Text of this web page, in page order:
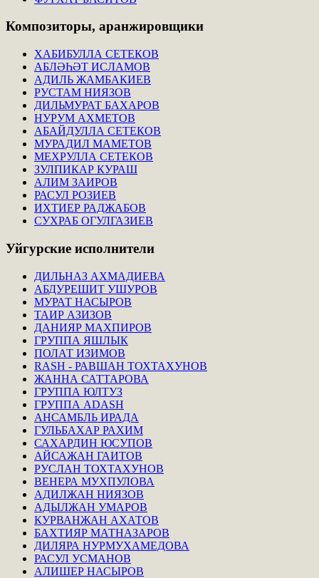
Композиторы, аранжировщики
ХАБИБУЛЛА СЕТЕКОВ
АБЛӘҺӘТ ИСЛАМОВ
АДИЛЬ ЖАМБАКИЕВ
РУСТАМ НИЯЗОВ
ДИЛЬМУРАТ БАХАРОВ
НУРУМ АХМЕТОВ
АБАЙДУЛЛА СЕТЕКОВ
МУРАДИЛ МАМЕТОВ
МЕХРУЛЛА СЕТЕКОВ
ЗУЛПИКАР КУРАШ
АЛИМ ЗАИРОВ
РАСУЛ РОЗИЕВ
ИХТИЕР РАДЖАБОВ
СУХРАБ ОГУЛГАЗИЕВ
Уйгурские исполнители
ДИЛЬНАЗ АХМАДИЕВА
АБДУРЕШИТ УШУРОВ
МУРАТ НАСЫРОВ
ТАИР АЗИЗОВ
ДАНИЯР МАХПИРОВ
ГРУППА ЯШЛЫК
ПОЛАТ ИЗИМОВ
RASH - РАВШАН ТОХТАХУНОВ
ЖАННА САТТАРОВА
ГРУППА ЮЛТУЗ
ГРУППА ADASH
АНСАМБЛЬ ИРАДА
ГУЛЬБАХАР РАХИМ
САХАРДИН ЮСУПОВ
АЙСАЖАН ГАИТОВ
РУСЛАН ТОХТАХУНОВ
ВЕНЕРА МУХПУЛОВА
АДИЛЖАН НИЯЗОВ
АДЫЛЖАН УМАРОВ
КУРВАНЖАН АХАТОВ
БАХТИЯР МАТНАЗАРОВ
ДИЛЯРА НУРМУХАМЕДОВА
РАСУЛ УСМАНОВ
АЛИШЕР НАСЫРОВ